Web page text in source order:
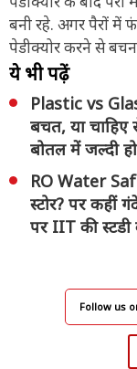
बनी रहे. अगर पैरों में
पेडीक्योर करने से
ये भी पढ़ें
Plastic vs
बचत, या
बोतल में जल्दी
RO Water
स्टोर? पर कहीं
पर IIT की स्टडी
Follow us